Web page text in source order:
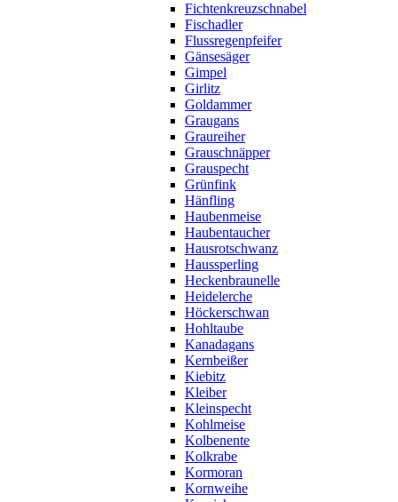
Fichtenkreuzschnabel
Fischadler
Flussregenpfeifer
Gänsesäger
Gimpel
Girlitz
Goldammer
Graugans
Graureiher
Grauschnäpper
Grauspecht
Grünfink
Hänfling
Haubenmeise
Haubentaucher
Hausrotschwanz
Haussperling
Heckenbraunelle
Heidelerche
Höckerschwan
Hohltaube
Kanadagans
Kernbeißer
Kiebitz
Kleiber
Kleinspecht
Kohlmeise
Kolbenente
Kolkrabe
Kormoran
Kornweihe